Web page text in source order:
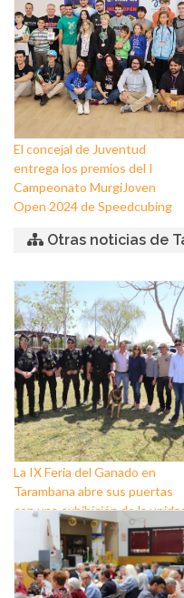
de Balerma
El concejal de Juventud
entrega los premios del I
Campeonato MurgiJoven
Open 2024 de Speedcubing
Otras noticias de
La IX Feria del Ganado en
Tarambana abre sus puertas
con una exhibición de la
canina de la Policía Local